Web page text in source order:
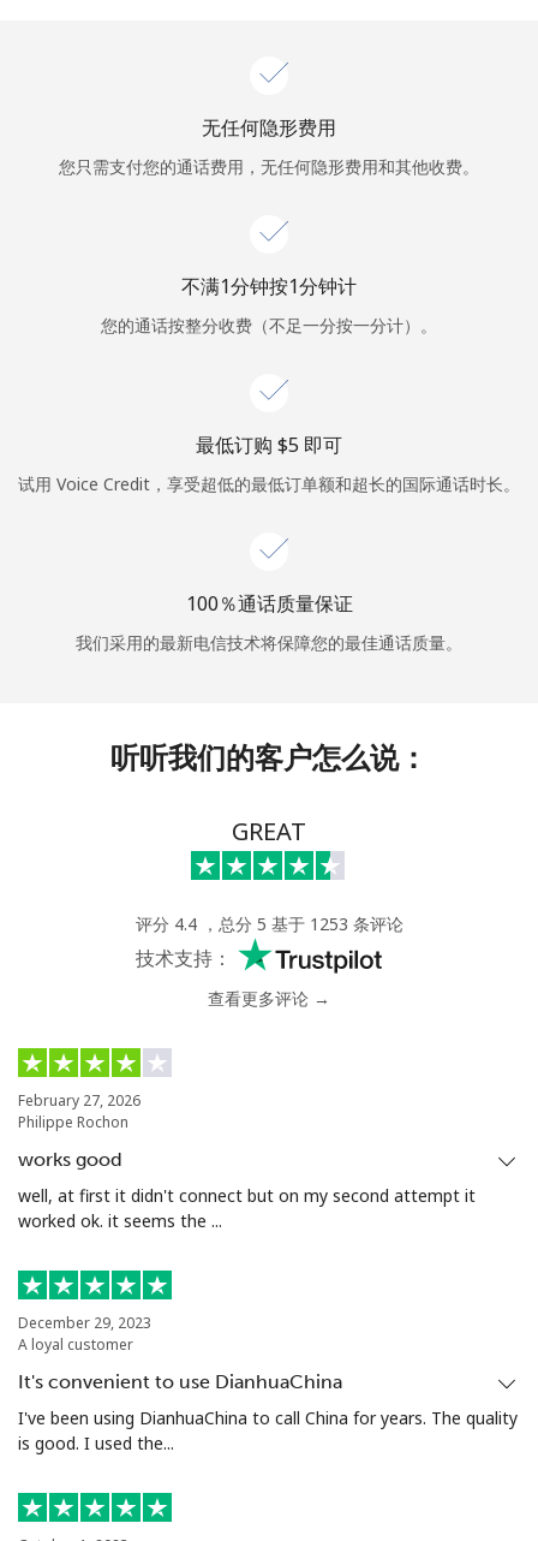
你好！
登录
者
继续使用
无任何隐形费用
您只需支付您的通话费用，无任何隐形费用和其他收费。
不满1分钟按1分钟计
您的通话按整分收费（不足一分按一分计）。
最低订购 ⁦$5⁩ 即可
试用 Voice Credit，享受超低的最低订单额和超长的国际通话时长。
100％通话质量保证
我们采用的最新电信技术将保障您的最佳通话质量。
听听我们的客户怎么说：
GREAT
评分 4.4 ，总分 5 基于 1253 条评论
技术支持：
查看更多评论 →
February 27, 2026
Philippe Rochon
works good
well, at first it didn't connect but on my second attempt it
worked ok. it seems the ...
December 29, 2023
A loyal customer
It's convenient to use DianhuaChina
I've been using DianhuaChina to call China for years. The quality
is good. I used the...